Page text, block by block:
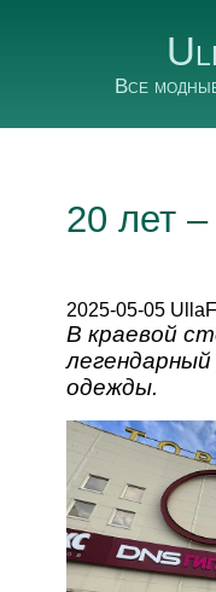
Все
20 лет
2025-05-05
В краевой
легендарный
одежды.